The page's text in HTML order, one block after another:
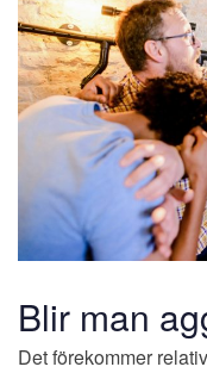
Blir man
Det förekommer